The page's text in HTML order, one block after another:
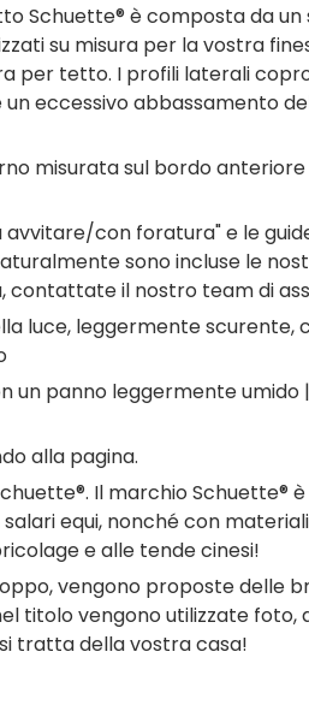
Schuette® è composta da
su misura per la vostra
per tetto. I profili laterali
eccessivo abbassamento
misurata sul bordo
con foratura" e le
sono incluse le
contattate il nostro team di
luce, leggermente
panno leggermente
alla pagina.
Il marchio Schuette®
equi, nonché con
e alle tende cinesi!
vengono proposte delle
vengono utilizzate foto,
tratta della vostra casa!